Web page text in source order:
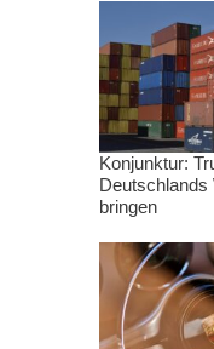
Konjunktur:
Deutschlands
bringen